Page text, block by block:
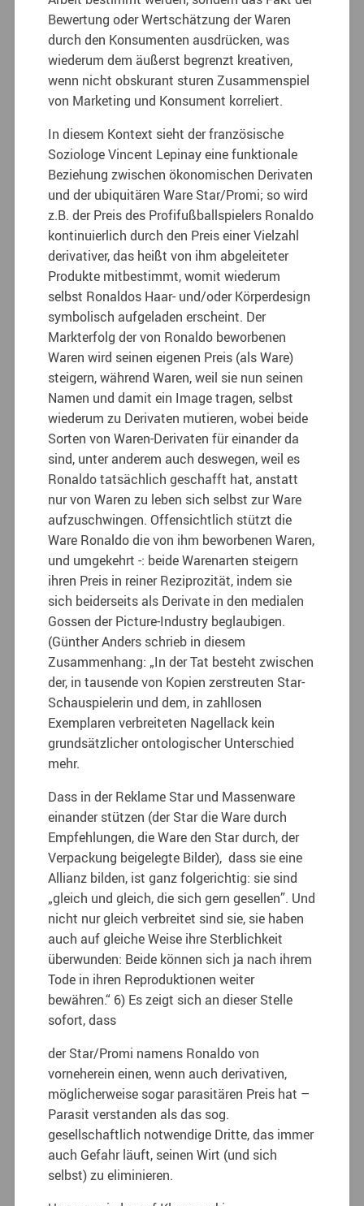
Bewertung oder Wertschätzung der Waren
durch den Konsumenten ausdrücken, was
wiederum dem äußerst begrenzt kreativen,
wenn nicht obskurant sturen Zusammenspiel
von Marketing und Konsument korreliert.
In diesem Kontext sieht der französische
Soziologe Vincent Lepinay eine funktionale
Beziehung zwischen ökonomischen Derivaten
und der ubiquitären Ware Star/Promi; so wird
z.B. der Preis des Profifußballspielers Ronaldo
kontinuierlich durch den Preis einer Vielzahl
derivativer, das heißt von ihm abgeleiteter
Produkte mitbestimmt, womit wiederum
selbst Ronaldos Haar- und/oder Körperdesign
symbolisch aufgeladen erscheint. Der
Markterfolg der von Ronaldo beworbenen
Waren wird seinen eigenen Preis (als Ware)
steigern, während Waren, weil sie nun seinen
Namen und damit ein Image tragen, selbst
wiederum zu Derivaten mutieren, wobei beide
Sorten von Waren-Derivaten für einander da
sind, unter anderem auch deswegen, weil es
Ronaldo tatsächlich geschafft hat, anstatt
nur von Waren zu leben sich selbst zur Ware
aufzuschwingen. Offensichtlich stützt die
Ware Ronaldo die von ihm beworbenen Waren,
und umgekehrt -: beide Warenarten steigern
ihren Preis in reiner Reziprozität, indem sie
sich beiderseits als Derivate in den medialen
Gossen der Picture-Industry beglaubigen.
(Günther Anders schrieb in diesem
Zusammenhang: „In der Tat besteht zwischen
der, in tausende von Kopien zerstreuten Star-
Schauspielerin und dem, in zahllosen
Exemplaren verbreiteten Nagellack kein
grundsätzlicher ontologischer Unterschied
mehr.
Dass in der Reklame Star und Massenware
einander stützen (der Star die Ware durch
Empfehlungen, die Ware den Star durch, der
Verpackung beigelegte Bilder), dass sie eine
Allianz bilden, ist ganz folgerichtig: sie sind
„gleich und gleich, die sich gern gesellen”. Und
nicht nur gleich verbreitet sind sie, sie haben
auch auf gleiche Weise ihre Sterblichkeit
überwunden: Beide können sich ja nach ihrem
Tode in ihren Reproduktionen weiter
bewähren.“ 6) Es zeigt sich an dieser Stelle
sofort, dass
der Star/Promi namens Ronaldo von
vorneherein einen, wenn auch derivativen,
möglicherweise sogar parasitären Preis hat –
Parasit verstanden als das sog.
gesellschaftlich notwendige Dritte, das immer
auch Gefahr läuft, seinen Wirt (und sich
selbst) zu eliminieren.